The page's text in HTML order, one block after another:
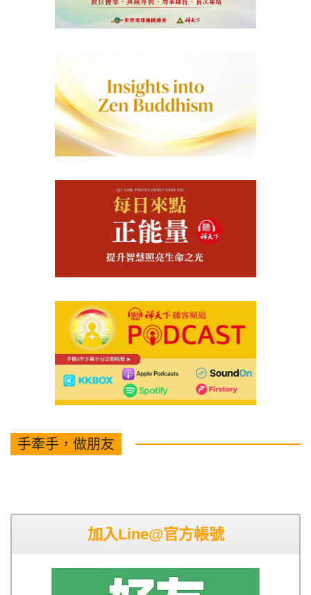
手牽手，做朋友
加入Line@官方帳號